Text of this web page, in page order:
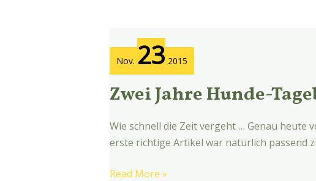
Nov. 23 2015
Zwei Jahre Hunde-
Wie schnell die Zeit vergeht … Genau heute
erste richtige Artikel war natürlich passend
Jahre
Hunde-
Tagebuch
Read More »